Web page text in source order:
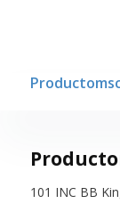
101 INC BB